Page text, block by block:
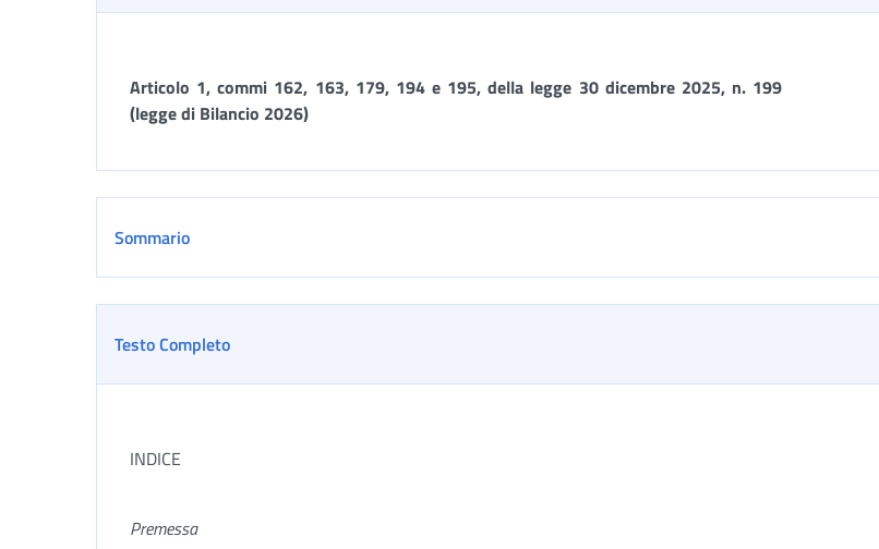
Articolo 1, commi 162, 163, 179, 194 e 195, della legge 30 dicembre 2025, n. 199
(legge di Bilancio 2026)
Sommario
Testo Completo
INDICE
Premessa